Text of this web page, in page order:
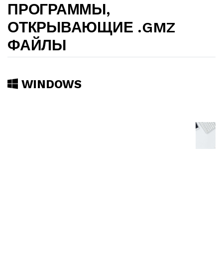
ПРОГРАММЫ,
ОТКРЫВАЮЩИЕ .GMZ
ФАЙЛЫ
WINDOWS